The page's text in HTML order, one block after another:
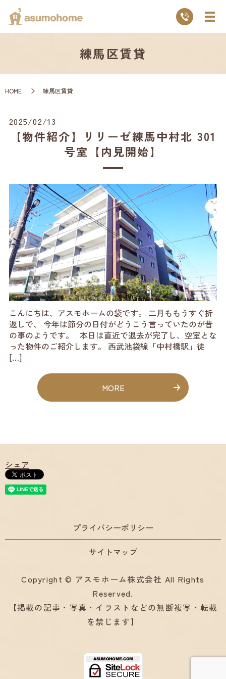
練馬区賃貸
HOME 練馬区賃貸
2025/02/13
【物件紹介】リリーゼ練馬中村北 301
号室【内見開始】
こんにちは、アスモホームの袋です。 二月ももうすぐ折
返しで、 今年は節分の日付がどうこう言っていたのが昔
の事のようです。 本日は直近で退去が完了し、空室とな
った物件のご紹介します。 西武池袋線「中村橋駅」徒
[…]
MORE
シェア
プライバシーポリシー
サイトマップ
Copyright © アスモホーム株式会社 All Rights
Reserved.
【掲載の記事・写真・イラストなどの無断複写・転載
を禁じます】